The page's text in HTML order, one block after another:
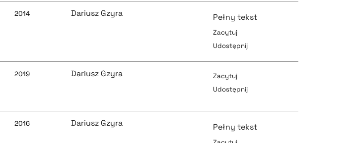
pobierz cytat
pobierz cytat
pobierz cytat
2014 Dariusz Gzyra Pełny tekst
Zacytuj
Udostępnij
2019 Dariusz Gzyra
Zacytuj
Udostępnij
2016 Dariusz Gzyra Pełny tekst